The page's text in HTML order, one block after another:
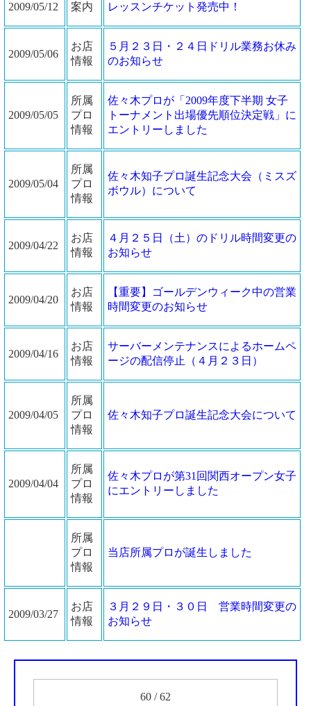
2009/05/12 案内 レッスンチケット発売中！
2009/05/06
お店
情報
５月２３日・２４日ドリル業務お休み
のお知らせ
2009/05/05
所属
プロ
情報
佐々木プロが「2009年度下半期 女子
トーナメント出場優先順位決定戦」に
エントリーしました
2009/05/04
所属
プロ
情報
佐々木知子プロ誕生記念大会（ミスズ
ボウル）について
2009/04/22
お店
情報
４月２５日（土）のドリル時間変更の
お知らせ
2009/04/20
お店
情報
【重要】ゴールデンウィーク中の営業
時間変更のお知らせ
2009/04/16
お店
情報
サーバーメンテナンスによるホームペ
ージの配信停止（４月２３日）
2009/04/05
所属
プロ
情報
佐々木知子プロ誕生記念大会について
2009/04/04
所属
プロ
情報
佐々木プロが第31回関西オープン女子
にエントリーしました
所属
プロ
情報
当店所属プロが誕生しました
2009/03/27
お店
情報
３月２９日・３０日 営業時間変更の
お知らせ
60 / 62